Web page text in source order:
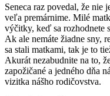
Seneca raz povedal, že nie
veľa premárnime. Milé
výčitky, keď sa rozhodnete
Ak ale nemáte žiadne sny,
sa stali matkami, tak je to
Akurát nezabudnite na to,
zapožičané a jedného dňa
vizitka nášho rodičovstva.